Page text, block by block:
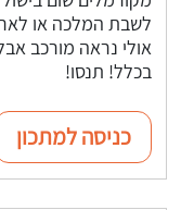
לשבת המלכה או
אולי נראה מורכב
בכלל! תנסו!
כניסה למתכון